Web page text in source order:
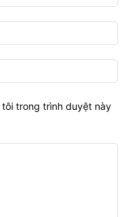
trong trình duyệt này